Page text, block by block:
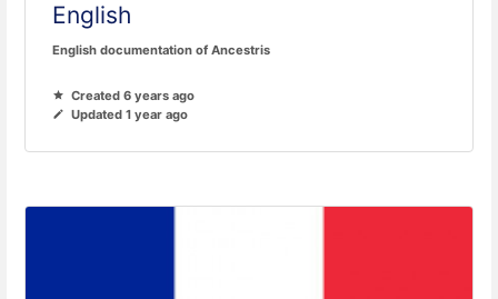
English
English documentation of Ancestris
Created 6 years ago
Updated 1 year ago